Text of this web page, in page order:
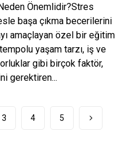
Önemlidir?Stres
başa çıkma becerilerini
amaçlayan özel bir eğitim
tempolu yaşam tarzı, iş ve
gibi birçok faktör,
gerektiren...
3 4 5